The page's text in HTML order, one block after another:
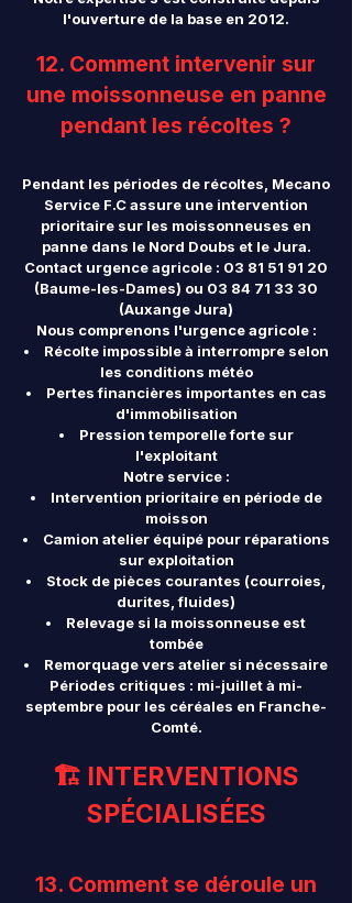
l'ouverture de la base en 2012.
12. Comment intervenir sur
une moissonneuse en panne
pendant les récoltes ?
Pendant les périodes de récoltes, Mecano
Service F.C assure une intervention
prioritaire sur les moissonneuses en
panne dans le Nord Doubs et le Jura.
Contact urgence agricole : 03 81 51 91 20
(Baume-les-Dames) ou 03 84 71 33 30
(Auxange Jura)
Nous comprenons l'urgence agricole :
Récolte impossible à interrompre selon
les conditions météo
Pertes financières importantes en cas
d'immobilisation
Pression temporelle forte sur
l'exploitant
Notre service :
Intervention prioritaire en période de
moisson
Camion atelier équipé pour réparations
sur exploitation
Stock de pièces courantes (courroies,
durites, fluides)
Relevage si la moissonneuse est
tombée
Remorquage vers atelier si nécessaire
Périodes critiques : mi-juillet à mi-
septembre pour les céréales en Franche-
Comté.
🏗️ INTERVENTIONS
SPÉCIALISÉES
13. Comment se déroule un